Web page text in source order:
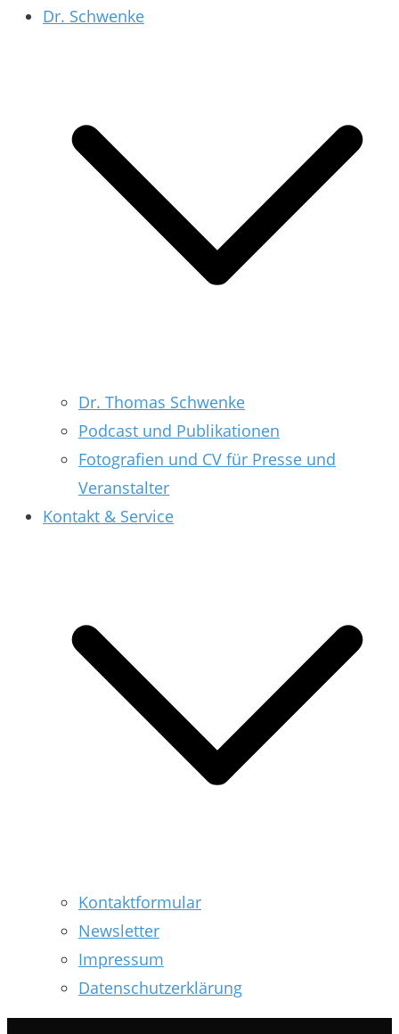
Dr. Schwenke
Dr. Thomas Schwenke
Podcast und Publikationen
Fotografien und CV für Presse und
Veranstalter
Kontakt & Service
Kontaktformular
Newsletter
Impressum
Datenschutzerklärung